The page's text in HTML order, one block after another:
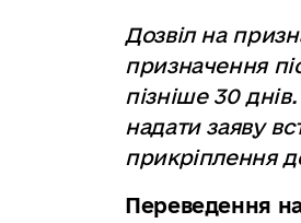
Дозвіл на
призначення
пізніше 30
надати заяву
прикріплення
Переведення